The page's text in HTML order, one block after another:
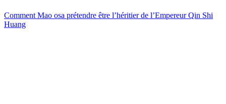
Comment Mao osa prétendre être l’héritier de l’Empereur Qin Shi
Huang